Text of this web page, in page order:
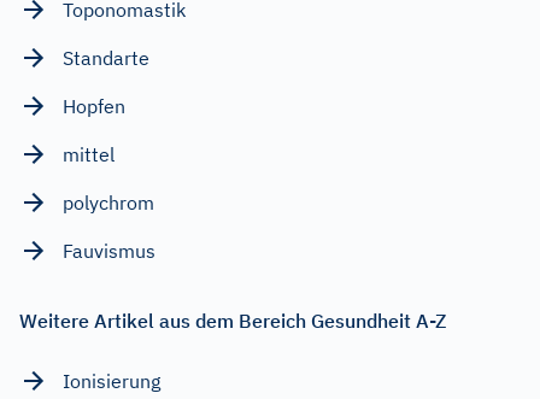
Toponomastik
Standarte
Hopfen
mittel
polychrom
Fauvismus
Weitere Artikel aus dem Bereich Gesundheit A-Z
Ionisierung